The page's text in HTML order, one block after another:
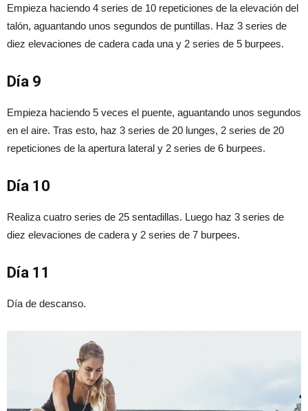
Empieza haciendo 4 series de 10 repeticiones de la elevación del
talón, aguantando unos segundos de puntillas. Haz 3 series de
diez elevaciones de cadera cada una y 2 series de 5 burpees.
Día 9
Empieza haciendo 5 veces el puente, aguantando unos segundos
en el aire. Tras esto, haz 3 series de 20 lunges, 2 series de 20
repeticiones de la apertura lateral y 2 series de 6 burpees.
Día 10
Realiza cuatro series de 25 sentadillas. Luego haz 3 series de
diez elevaciones de cadera y 2 series de 7 burpees.
Día 11
Día de descanso.